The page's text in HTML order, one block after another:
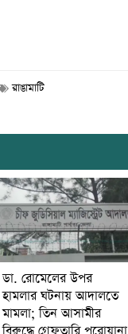
রাঙামাটি
ডা. রোমেলের উপর
হামলার ঘটনায় আদালতে
মামলা; তিন আসামীর